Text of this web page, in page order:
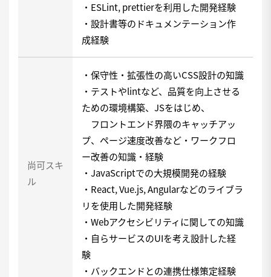
・ESLint, prettierを利用した開発経験
・設計書等のドキュメンテーション作
成経験
尚可スキ
ル
・保守性・拡張性の高いCSS設計の知識
・テストやlintなど、品質を向上させる
ための環境構築、JSをはじめ、
フロントエンド界隈のキャッチアッ
プ、ページ速度改善など・ワークフロ
ー改善の知識・経験
・JavaScriptでの大規模開発の経験
・React, Vue.js, Angularなどのライブラ
リを使用した開発経験
・Webアクセシビリティに関しての知識
・自らサービスのUIを考え設計した経
験
・バックエンドとの連携仕様策定経験